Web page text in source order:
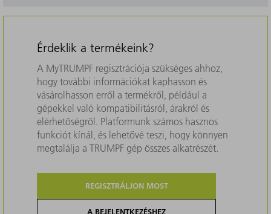
Érdeklik a termékeink?
A MyTRUMPF regisztrációja szükséges ahhoz,
hogy további információkat kaphasson és
vásárolhasson erről a termékről, például a
gépekkel való kompatibilitásról, árakról és
elérhetőségről. Platformunk számos hasznos
funkciót kínál, és lehetővé teszi, hogy könnyen
megtalálja a TRUMPF gép összes alkatrészét.
REGISZTRÁLJON MOST
A BEJELENTKEZÉSHEZ